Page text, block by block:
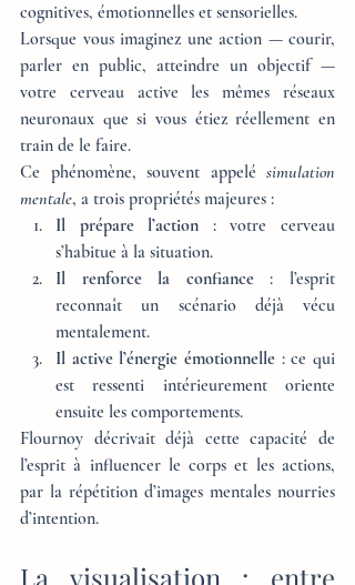
cognitives, émotionnelles et sensorielles.
Lorsque vous imaginez une action — courir,
parler en public, atteindre un objectif —
votre cerveau active les mêmes réseaux
neuronaux que si vous étiez réellement en
train de le faire.
Ce phénomène, souvent appelé simulation
mentale, a trois propriétés majeures :
Il prépare l’action : votre cerveau
s’habitue à la situation.
Il renforce la confiance : l’esprit
reconnaît un scénario déjà vécu
mentalement.
Il active l’énergie émotionnelle : ce qui
est ressenti intérieurement oriente
ensuite les comportements.
Flournoy décrivait déjà cette capacité de
l’esprit à influencer le corps et les actions,
par la répétition d’images mentales nourries
d’intention.
La visualisation : entre